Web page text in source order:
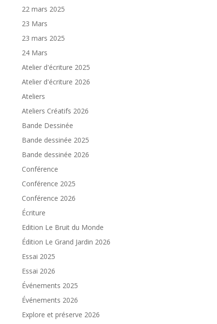
22 mars 2025
23 Mars
23 mars 2025
24 Mars
Atelier d'écriture 2025
Atelier d'écriture 2026
Ateliers
Ateliers Créatifs 2026
Bande Dessinée
Bande dessinée 2025
Bande dessinée 2026
Conférence
Conférence 2025
Conférence 2026
Écriture
Edition Le Bruit du Monde
Édition Le Grand Jardin 2026
Essai 2025
Essai 2026
Événements 2025
Événements 2026
Explore et préserve 2026